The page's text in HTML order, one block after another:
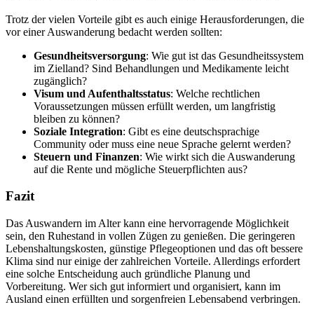
Trotz der vielen Vorteile gibt es auch einige Herausforderungen, die
vor einer Auswanderung bedacht werden sollten:
Gesundheitsversorgung: Wie gut ist das Gesundheitssystem
im Zielland? Sind Behandlungen und Medikamente leicht
zugänglich?
Visum und Aufenthaltsstatus: Welche rechtlichen
Voraussetzungen müssen erfüllt werden, um langfristig
bleiben zu können?
Soziale Integration: Gibt es eine deutschsprachige
Community oder muss eine neue Sprache gelernt werden?
Steuern und Finanzen: Wie wirkt sich die Auswanderung
auf die Rente und mögliche Steuerpflichten aus?
Fazit
Das Auswandern im Alter kann eine hervorragende Möglichkeit
sein, den Ruhestand in vollen Zügen zu genießen. Die geringeren
Lebenshaltungskosten, günstige Pflegeoptionen und das oft bessere
Klima sind nur einige der zahlreichen Vorteile. Allerdings erfordert
eine solche Entscheidung auch gründliche Planung und
Vorbereitung. Wer sich gut informiert und organisiert, kann im
Ausland einen erfüllten und sorgenfreien Lebensabend verbringen.